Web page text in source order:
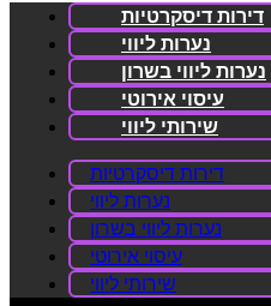
דירות דיסקרטיות
נערות ליווי
נערות ליווי בשרון
עיסוי אירוטי
שירותי ליווי
דירות דיסקרטיות
נערות ליווי
נערות ליווי בשרון
עיסוי אירוטי
שירותי ליווי